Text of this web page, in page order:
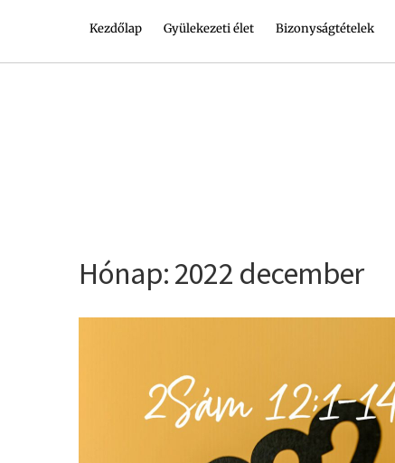
Kezdőlap Gyülekezeti élet Bizonyságtételek
Hónap:2022 december